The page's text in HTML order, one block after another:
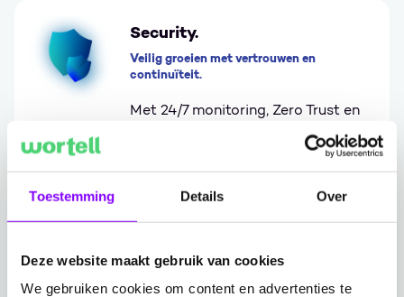
Toestemming Details Over
Deze website maakt gebruik van cookies
We gebruiken cookies om content en advertenties te
Security.
Veilig groeien met vertrouwen en
continuïteit.
Met 24/7 monitoring, Zero Trust en
Microsoft Sentinel zorgen we voor
maximale continuïteit en naleving
Go to Security.